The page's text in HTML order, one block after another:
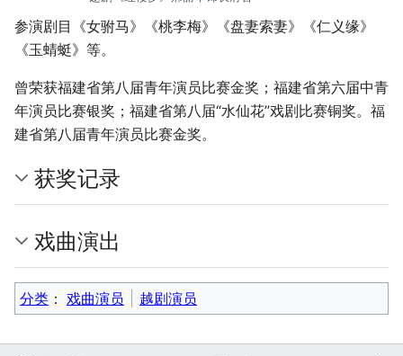
参演剧目《女驸马》《桃李梅》《盘妻索妻》《仁义缘》
《玉蜻蜓》等。
曾荣获福建省第八届青年演员比赛金奖；福建省第六届中青
年演员比赛银奖；福建省第八届“水仙花”戏剧比赛铜奖。福
建省第八届青年演员比赛金奖。
获奖记录
戏曲演出
分类 ：​ 戏曲演员 越剧演员